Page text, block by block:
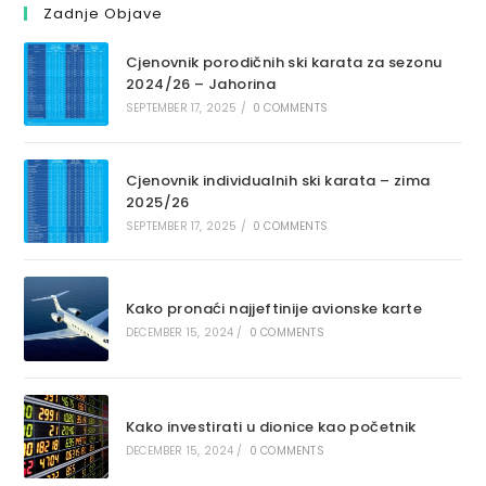
Zadnje Objave
Cjenovnik porodičnih ski karata za sezonu
2024/26 – Jahorina
SEPTEMBER 17, 2025 / 0 COMMENTS
Cjenovnik individualnih ski karata – zima
2025/26
SEPTEMBER 17, 2025 / 0 COMMENTS
Kako pronaći najjeftinije avionske karte
DECEMBER 15, 2024 / 0 COMMENTS
Kako investirati u dionice kao početnik
DECEMBER 15, 2024 / 0 COMMENTS